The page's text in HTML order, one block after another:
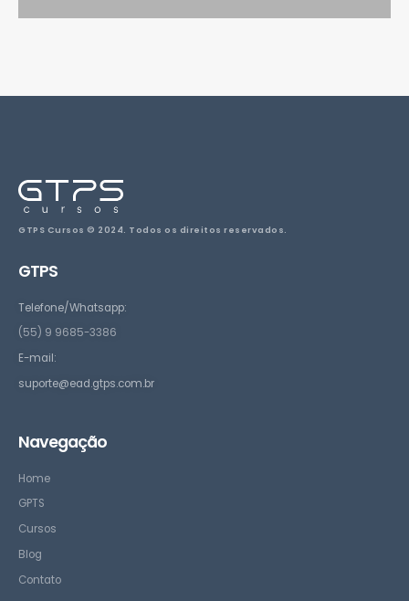
GTPS Cursos © 2024. Todos os direitos reservados.
GTPS
Telefone/Whatsapp:
(55) 9 9685-3386
E-mail:
suporte@ead.gtps.com.br
Navegação
Home
GPTS
Cursos
Blog
Contato